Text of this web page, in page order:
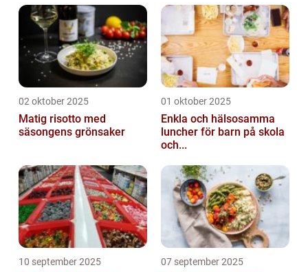
02 oktober 2025
Matig risotto med
säsongens grönsaker
01 oktober 2025
Enkla och hälsosamma
luncher för barn på skola
och...
10 september 2025 07 september 2025